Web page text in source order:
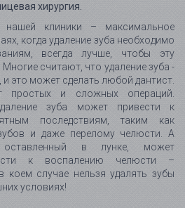
хирургия.
нашей клиники – максимальное
когда удаление зуба необходимо
всегда лучше, чтобы эту
считают, что удаление зуба -
это может сделать любой дантист.
простых и сложных операций.
зуба может привести к
последствиям, таким как
и даже перелому челюсти. А
оставленный в лунке, может
к воспалению челюсти –
коем случае нельзя удалять зубы
условиях!